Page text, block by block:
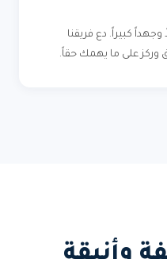
كبيراً. دع فريقنا
وركز على ما يهمك حقاً.